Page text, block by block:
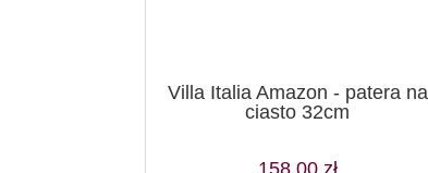
Villa Italia Amazon - patera na
ciasto 32cm